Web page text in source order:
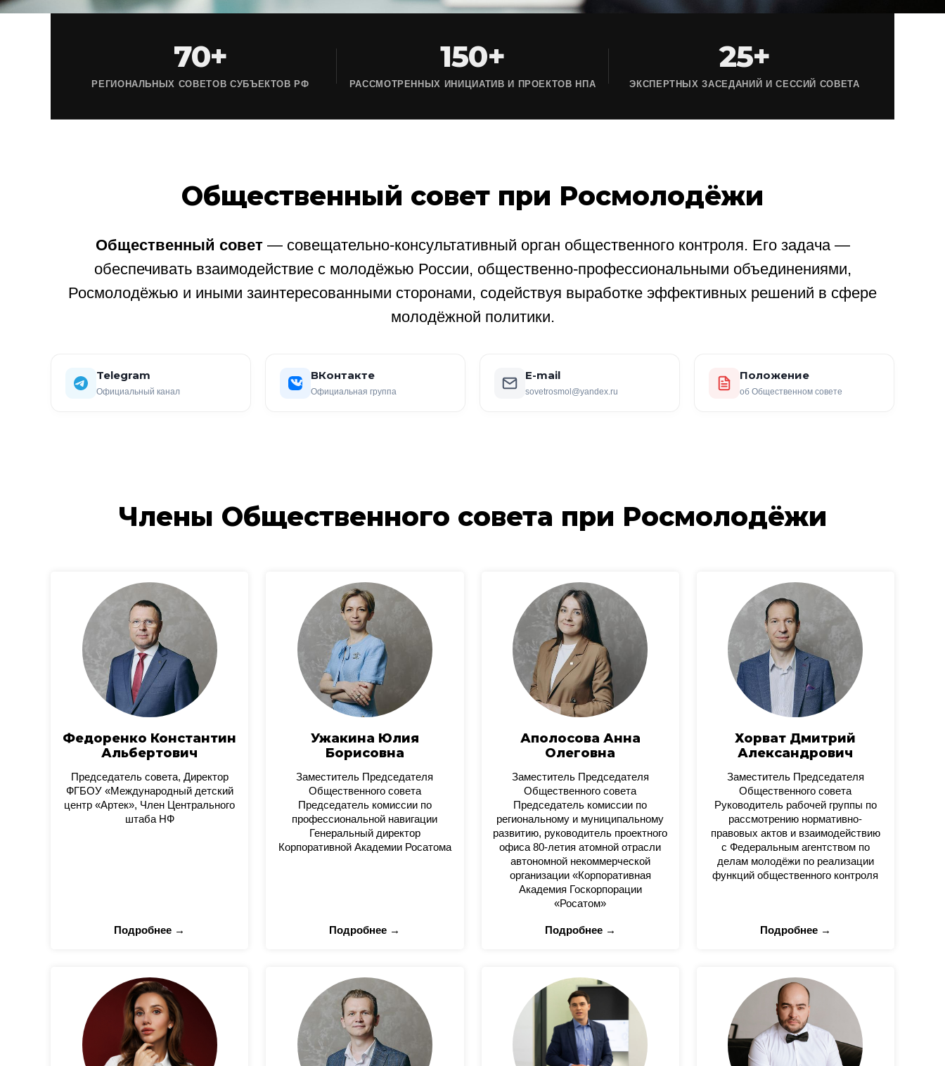
70+
РЕГИОНАЛЬНЫХ СОВЕТОВ СУБЪЕКТОВ РФ
150+
РАССМОТРЕННЫХ ИНИЦИАТИВ И ПРОЕКТОВ НПА
25+
ЭКСПЕРТНЫХ ЗАСЕДАНИЙ И СЕССИЙ СОВЕТА
Общественный совет при Росмолодёжи
Общественный совет— совещательно-консультативный орган общественного контроля. Его задача —
обеспечивать взаимодействие с молодёжью России, общественно-профессиональными объединениями,
Росмолодёжью и иными заинтересованными сторонами, содействуя выработке эффективных решений в сфере
молодёжной политики.
Telegram
Официальный канал
ВКонтакте
Официальная группа
E-mail
sovetrosmol@yandex.ru
Положение
об Общественном совете
Члены Общественного совета при Росмолодёжи
Федоренко Константин
Альбертович
Председатель совета, Директор
ФГБОУ «Международный детский
центр «Артек», Член Центрального
штаба НФ
Подробнее →
Ужакина Юлия
Борисовна
Заместитель Председателя
Общественного совета
Председатель комиссии по
профессиональной навигации
Генеральный директор
Корпоративной Академии Росатома
Подробнее →
Аполосова Анна
Олеговна
Заместитель Председателя
Общественного совета
Председатель комиссии по
региональному и муниципальному
развитию, руководитель проектного
офиса 80-летия атомной отрасли
автономной некоммерческой
организации «Корпоративная
Академия Госкорпорации
«Росатом»
Подробнее →
Хорват Дмитрий
Александрович
Заместитель Председателя
Общественного совета
Руководитель рабочей группы по
рассмотрению нормативно-
правовых актов и взаимодействию
с Федеральным агентством по
делам молодёжи по реализации
функций общественного контроля
Подробнее →